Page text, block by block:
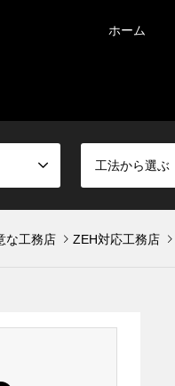
ホーム
工法から選ぶ
な工務店 ZEH対応工務店